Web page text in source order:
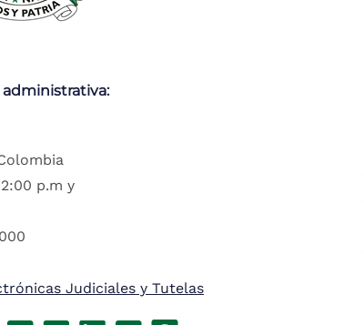
p.m y
Judiciales y Tutelas